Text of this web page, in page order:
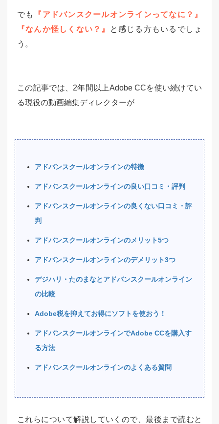
でも
『アドバンスクールオンラインってなに？』
『なんか怪しくない？』
と感じる方もいるでしょ
う。
この記事では、2年間以上Adobe CCを使い続けてい
る現役の動画編集ディレクターが
アドバンスクールオンラインの特徴
アドバンスクールオンラインの良い口コミ・評判
アドバンスクールオンラインの良くない口コミ・評
判
アドバンスクールオンラインのメリット5つ
アドバンスクールオンラインのデメリット3つ
デジハリ・たのまなとアドバンスクールオンライン
の比較
Adobe税を抑えてお得にソフトを使おう！
アドバンスクールオンラインでAdobe CCを購入す
る方法
アドバンスクールオンラインのよくある質問
これらについて解説していくので、最後まで読むと